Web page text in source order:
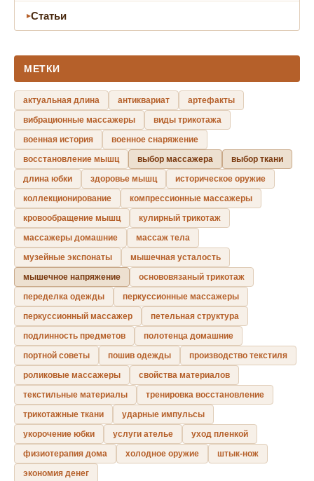
Статьи
МЕТКИ
актуальная длина антиквариат
артефакты
вибрационные массажеры
виды трикотажа
военная история
военное снаряжение
восстановление мышц
выбор массажера
выбор ткани
длина юбки
здоровье мышц
историческое оружие
коллекционирование
компрессионные массажеры
кровообращение мышц
кулирный трикотаж
массажеры домашние
массаж тела
музейные экспонаты
мышечная усталость
мышечное напряжение
основовязаный трикотаж
переделка одежды
перкуссионные массажеры
перкуссионный массажер
петельная структура
подлинность предметов
полотенца домашние
портной советы
пошив одежды
производство текстиля
роликовые массажеры
свойства материалов
текстильные материалы
тренировка восстановление
трикотажные ткани
ударные импульсы
укорочение юбки
услуги ателье
уход пленкой
физиотерапия дома
холодное оружие
штык-нож
экономия денег